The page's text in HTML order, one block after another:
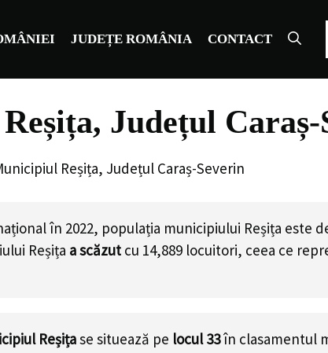
JUDEȚE ROMÂNIA CONTACT
Județul Caraș-
Reșița, Județul Caraș-Severin
în 2022, populația municipiului Reșița este
Reșița a scăzut cu 14,889 locuitori, ceea ce
Reșițase situează pe locul 33în clasamentul